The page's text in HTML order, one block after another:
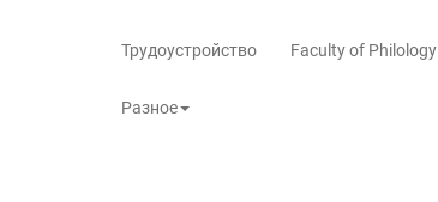
Трудоустройство Faculty of Philology
Разное